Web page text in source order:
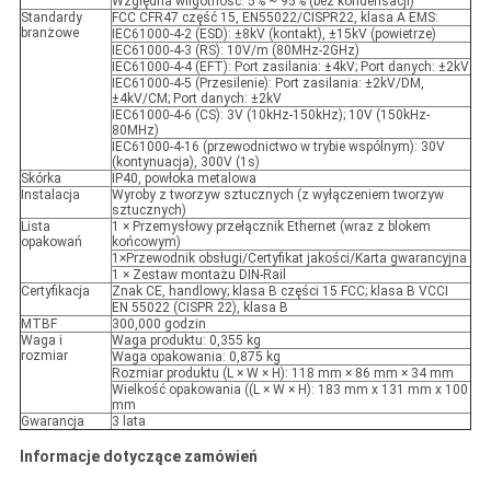
Standardy
branżowe
FCC CFR47 część 15, EN55022/CISPR22, klasa A EMS:
IEC61000-4-2 (ESD): ±8kV (kontakt), ±15kV (powietrze)
IEC61000-4-3 (RS): 10V/m (80MHz-2GHz)
IEC61000-4-4 (EFT): Port zasilania: ±4kV; Port danych: ±2kV
IEC61000-4-5 (Przesilenie): Port zasilania: ±2kV/DM,
±4kV/CM; Port danych: ±2kV
IEC61000-4-6 (CS): 3V (10kHz-150kHz); 10V (150kHz-
80MHz)
IEC61000-4-16 (przewodnictwo w trybie wspólnym): 30V
(kontynuacja), 300V (1s)
Skórka
IP40, powłoka metalowa
Instalacja
Wyroby z tworzyw sztucznych (z wyłączeniem tworzyw
sztucznych)
Lista
opakowań
1 × Przemysłowy przełącznik Ethernet (wraz z blokem
końcowym)
1×Przewodnik obsługi/Certyfikat jakości/Karta gwarancyjna
1 × Zestaw montażu DIN-Rail
Certyfikacja
Znak CE, handlowy; klasa B części 15 FCC; klasa B VCCI
EN 55022 (CISPR 22), klasa B
MTBF
300,000 godzin
Waga i
rozmiar
Waga produktu: 0,355 kg
Waga opakowania: 0,875 kg
Rozmiar produktu (L × W × H): 118 mm × 86 mm × 34 mm
Wielkość opakowania ((L × W × H): 183 mm x 131 mm x 100
mm
Gwarancja
3 lata
Informacje dotyczące zamówień